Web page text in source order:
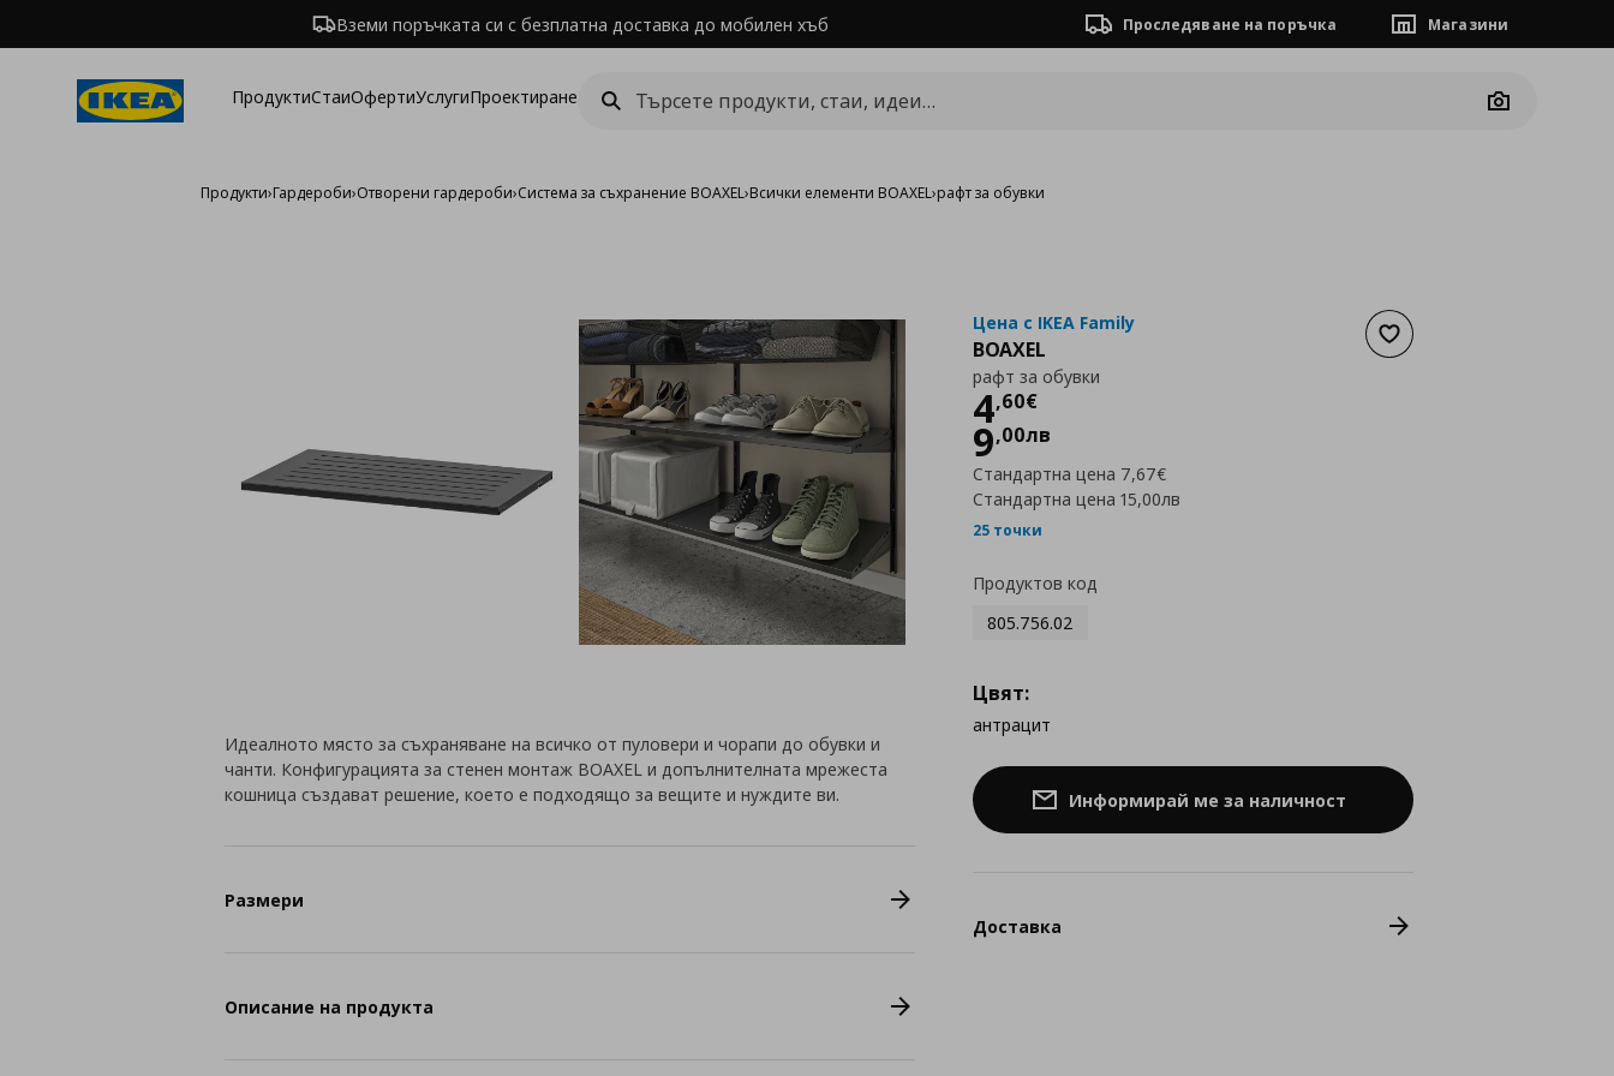
Вземи поръчката си с безплатна доставка до мобилен хъб Проследяване на поръчка Магазини
ПродуктиСтаиОфертиУслугиПроектиране
Camera
Продукти›Гардероби›Отворени гардероби›Система за съхранение BOAXEL›Всички елементи BOAXEL›рафт за обувки
Добави към списъка с
Цена с IKEA Family
BOAXEL
рафт за обувки
4,60€
Цена
9,00лв
Стандартна цена 7,67€
Стандартна цена 15,00лв
25 точки
Продуктов код
805.756.02
Цвят:
антрацит
Информирай ме за наличност
Доставка
Идеалното място за съхраняване на всичко от пуловери и чорапи до обувки и
чанти. Конфигурацията за стенен монтаж BOAXEL и допълнителната мрежеста
кошница създават решение, което е подходящо за вещите и нуждите ви.
Размери
Описание на продукта